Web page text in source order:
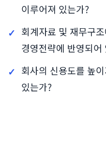
이루어져 있는가?
회계자료 및 재무구
경영전략에 반영되어
회사의 신용도를 높
있는가?